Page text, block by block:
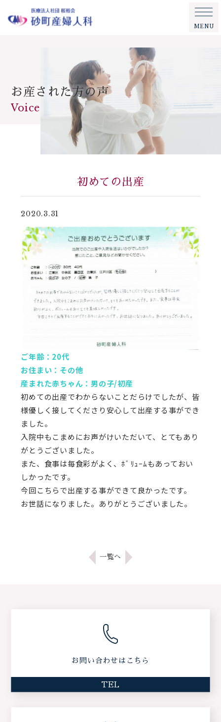
MENU
お産された方の声
Voice
初めての出産
2020.3.31
ご年齢：20代
お住まい：その他
産まれた赤ちゃん：男の子/初産
初めての出産でわからないことだらけでしたが、皆
様優しく接してくださり安心して出産する事ができ
ました。
入院中もこまめにお声がけいただいて、とてもあり
がとうございました。
また、食事は毎食彩がよく、ﾎﾞﾘｭｰﾑもあっておい
しかったです。
今回こちらで出産する事ができて良かったです。
お世話になりました。ありがとうございました。
一覧へ
お問い合わせはこちら
TEL